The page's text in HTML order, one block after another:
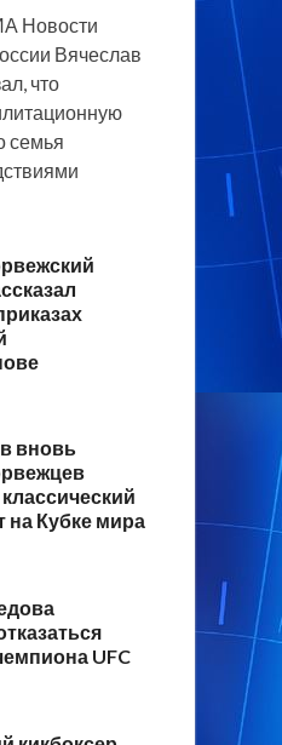
Новости
Вячеслав
что
семья
вновь
на Кубке мира
UFC